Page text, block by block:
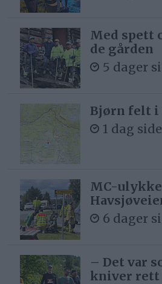
Med spett
de gården
5 dager
Bjørn felt i
1 dag
MC-
6 dager
– Det var
kniver rett